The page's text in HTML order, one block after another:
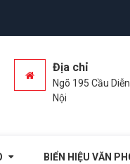
Địa chỉ
Ngõ 195 Cầu
Nội
BIỂN HIỆU VĂN